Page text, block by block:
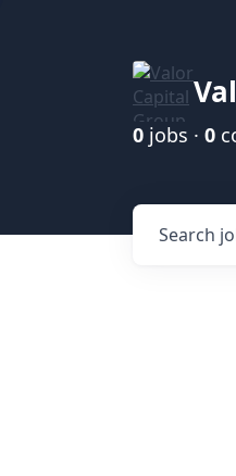
0 jobs · 0
Search